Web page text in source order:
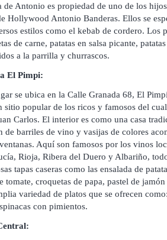
de Antonio es propiedad de uno de los
Hollywood Antonio Banderas. Ellos se
estilos como el kebab de cordero. Los
de carne, patatas en salsa picante,
a la parrilla y churrascos.
El Pimpi:
se ubica en la Calle Granada 68, El
sitio popular de los ricos y famosos del
Carlos. El interior es como una casa
de barriles de vino y vasijas de colores
Aquí son famosos por los vinos
Rioja, Ribera del Duero y Albariño,
tapas caseras como las ensalada de
tomate, croquetas de papa, pastel de
variedad de platos que se ofrecen
con pimientos.